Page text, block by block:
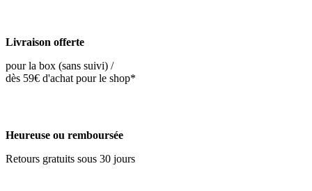
Livraison offerte
pour la box (sans suivi) /
dès 59€ d'achat pour le shop*
Heureuse ou remboursée
Retours gratuits sous 30 jours